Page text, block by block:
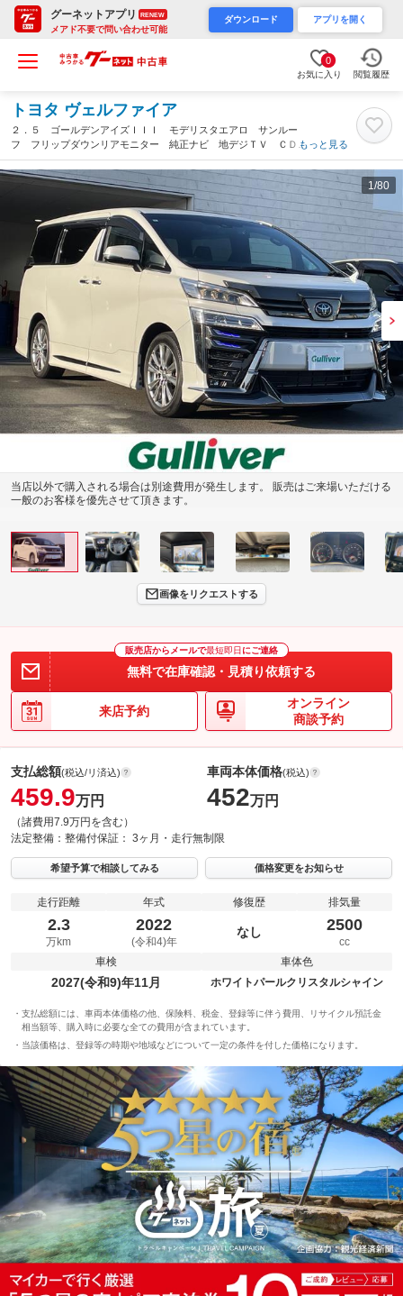
グーネットアプリ RENEW
メアド不要で問い合わせ可能
ダウンロード アプリを開く
0
お気に入り 閲覧履歴
トヨタ ヴェルファイア
２．５ ゴールデンアイズＩＩＩ モデリスタエアロ サンルー
フ フリップダウンリアモニター 純正ナビ 地デジＴＶ ＣＤ
ＤＶＤ Ｂｌｕｅｔｏｏｔｈ モデリスタマフラー シグネチャー
イルミ デジタルインナーミラー ２．０ＥＴＣ（静岡県）
もっと見る
1 /80
当店以外で購入される場合は別途費用が発生します。 販売はご来場いただける
一般のお客様を優先させて頂きます。
画像をリクエストする
販売店からメールで最短即日 にご連絡
無料で在庫確認・見積り依頼する
来店予約
オンライン
商談予約
支払総額(税込/リ済込)
459.9万円
（諸費用7.9万円を含む）
車両本体価格(税込)
452万円
法定整備： 整備付保証： 3ヶ月・走行無制限
希望予算で相談してみる 価格変更をお知らせ
走行距離
2.3
万km
年式
2022
(令和4)年
修復歴
なし
排気量
2500
cc
車検
2027(令和9)年11月
車体色
ホワイトパールクリスタルシャイン
支払総額には、車両本体価格の他、保険料、税金、登録等に伴う費用、リサイクル預託金
相当額等、購入時に必要な全ての費用が含まれています。
当該価格は、登録等の時期や地域などについて一定の条件を付した価格になります。